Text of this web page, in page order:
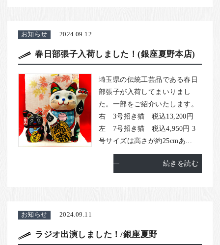
お知らせ 2024.09.12
春日部張子入荷しました！(銀座夏野本店)
埼玉県の伝統工芸品である春日
部張子が入荷してまいりまし
た。一部をご紹介いたします。
右 3号招き猫 税込13,200円
左 7号招き猫 税込4,950円 3
号サイズは高さが約25cmあ...
続きを読む
お知らせ 2024.09.11
ラジオ出演しました！/銀座夏野